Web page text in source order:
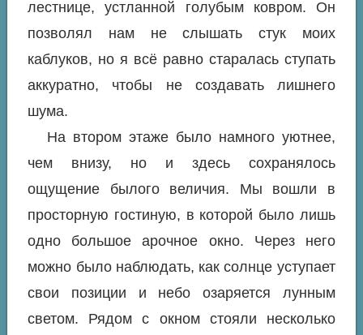
лестнице, устланной голубым ковром. Он
позволял нам не слышать стук моих
каблуков, но я всё равно старалась ступать
аккуратно, чтобы не создавать лишнего
шума.
На втором этаже было намного уютнее,
чем внизу, но и здесь сохранялось
ощущение былого величия. Мы вошли в
просторную гостиную, в которой было лишь
одно большое арочное окно. Через него
можно было наблюдать, как солнце уступает
свои позиции и небо озаряется лунным
светом. Рядом с окном стояли несколько